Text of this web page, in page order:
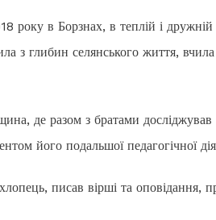
в Борзнах, в теплій і дружній
з глибин селянського життя,
де разом з братами досліджував
його подальшої педагогічної
писав вірші та оповідання,